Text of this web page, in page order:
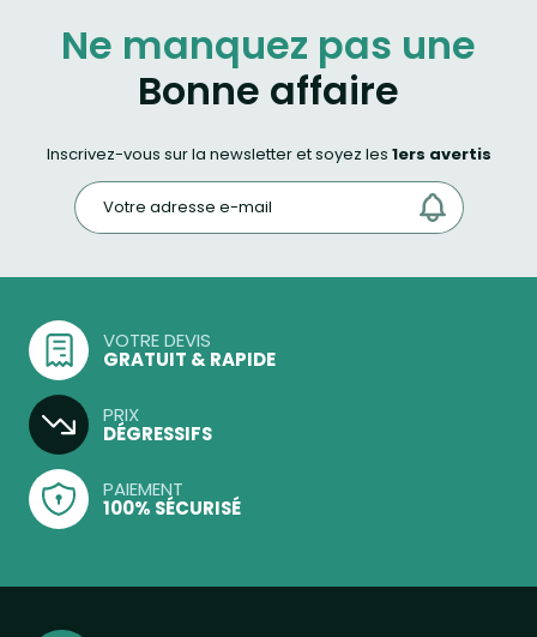
Ne manquez pas une
Bonne affaire
Inscrivez-vous sur la newsletter et soyez les 1ers avertis
VOTRE DEVIS
GRATUIT & RAPIDE
PRIX
DÉGRESSIFS
PAIEMENT
100% SÉCURISÉ